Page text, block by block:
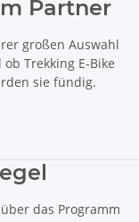
Partner
großen Auswahl
ob Trekking E-Bike
sie fündig.
das Programm